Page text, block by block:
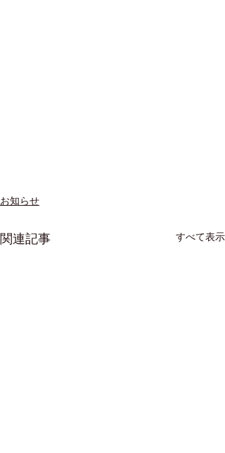
お知らせ
関連記事 すべて表示